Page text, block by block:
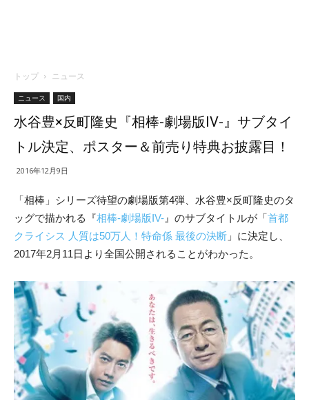
トップ ニュース
ニュース 国内
水谷豊×反町隆史『相棒-劇場版IV-』サブタイ
トル決定、ポスター＆前売り特典お披露目！
2016年12月9日
「相棒」シリーズ待望の劇場版第4弾、水谷豊×反町隆史のタ
ッグで描かれる『相棒-劇場版IV- 』のサブタイトルが「首都
クライシス 人質は50万人！特命係 最後の決断 」に決定し、
2017年2月11日より全国公開されることがわかった。